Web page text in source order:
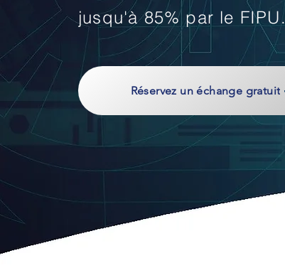
jusqu'à 85% par le FIPU.
Réservez un échange gratuit